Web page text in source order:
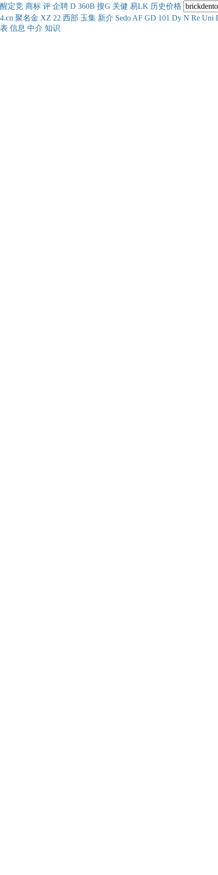
醒定竞 商标 评 企聘 D 360B 搜G 关健 易LK 历史价格
4.cn 聚名金 XZ 22 西部 玉集 新介 Sedo AF GD 101 Dy N Re Uni
表 信息 中介 知识